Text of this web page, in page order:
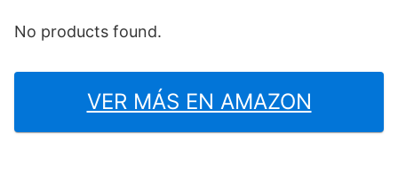
No products found.
VER MÁS EN AMAZON